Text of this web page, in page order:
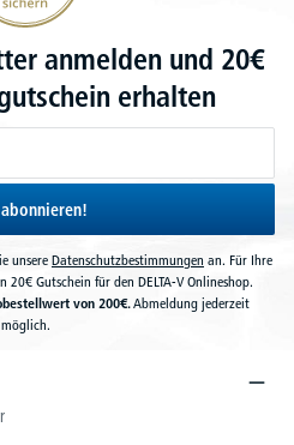
anmelden und 20€
erhalten
unsereDatenschutzbestimmungen an. Für Ihre
Gutschein für den DELTA-V Onlineshop.
von 200€.Abmeldung jederzeit
möglich.